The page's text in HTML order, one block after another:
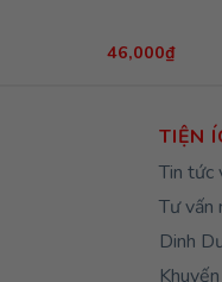
46,000₫
TIỆN
Tin tức
Tư vấn
Dinh